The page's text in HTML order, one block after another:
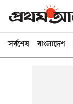
সর্বশেষ বাংলাদেশ